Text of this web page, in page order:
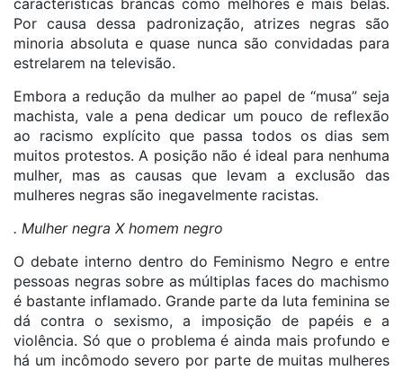
características brancas como melhores e mais belas.
Por causa dessa padronização, atrizes negras são
minoria absoluta e quase nunca são convidadas para
estrelarem na televisão.
Embora a redução da mulher ao papel de “musa” seja
machista, vale a pena dedicar um pouco de reflexão
ao racismo explícito que passa todos os dias sem
muitos protestos. A posição não é ideal para nenhuma
mulher, mas as causas que levam a exclusão das
mulheres negras são inegavelmente racistas.
. Mulher negra X homem negro
O debate interno dentro do Feminismo Negro e entre
pessoas negras sobre as múltiplas faces do machismo
é bastante inflamado. Grande parte da luta feminina se
dá contra o sexismo, a imposição de papéis e a
violência. Só que o problema é ainda mais profundo e
há um incômodo severo por parte de muitas mulheres